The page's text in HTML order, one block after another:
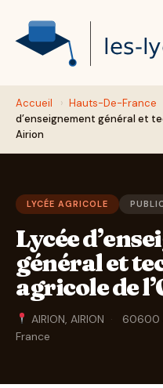
Accueil › Hauts-De-France
d’enseignement général et
Airion
LYCÉE AGRICOLE
Lycée
général et
agricole de
AIRION, AIRION · 60600
France